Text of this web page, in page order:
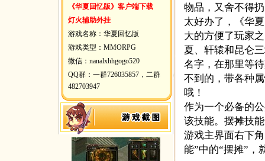
《华夏回忆版》客户端下载
灯火辅助外挂
游戏名称：华夏回忆版
游戏类型：MMORPG
微信：nanalxhhgogo520
QQ群：一群726035857，二群
482703947
物品，又舍不得
太好办了，《华
大的方便了玩家
夏、轩辕和昆仑
名字，在那里等
不到的，带各种
哦！
作为一个必备的
该技能。摆摊技
游戏主界面右下
能”中的“摆摊”，